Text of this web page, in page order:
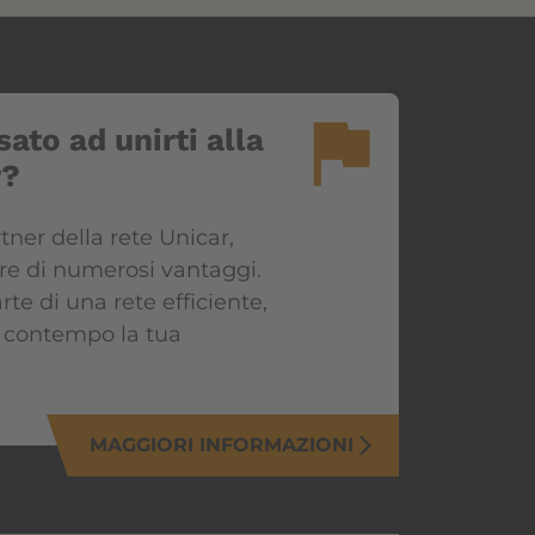
flag
ad unirti alla
della rete Unicar,
di numerosi vantaggi.
di una rete efficiente,
la tua
MAGGIORI INFORMAZIONI arrow_forward_ios